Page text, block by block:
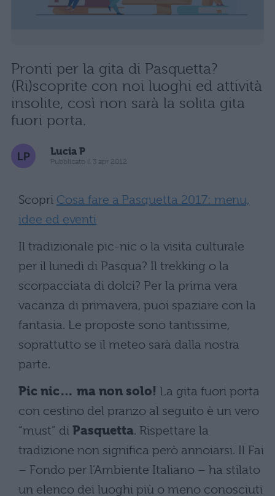
Pronti per la gita di Pasquetta?
(Ri)scoprite con noi luoghi ed attività
insolite, così non sarà la solita gita
fuori porta.
Lucia P
Pubblicato il 3 apr 2012
Scopri Cosa fare a Pasquetta 2017: menu,
idee ed eventi
Il tradizionale pic-nic o la visita culturale
per il lunedì di Pasqua? Il trekking o la
scorpacciata di dolci? Per la prima vera
vacanza di primavera, puoi spaziare con la
fantasia. Le proposte sono tantissime,
soprattutto se il meteo sarà dalla nostra
parte.
Pic nic… ma non solo! La gita fuori porta
con cestino del pranzo al seguito è un vero
“must” di Pasquetta. Rispettare la
tradizione non significa però annoiarsi. Il Fai
– Fondo per l’Ambiente Italiano – ha stilato
un elenco dei luoghi più o meno conosciuti